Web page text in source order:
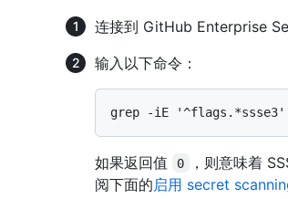
连接到 GitHub Enterprise
输入以下命令：
如果返回值 0
，则意味着
阅下面的 启用 secret